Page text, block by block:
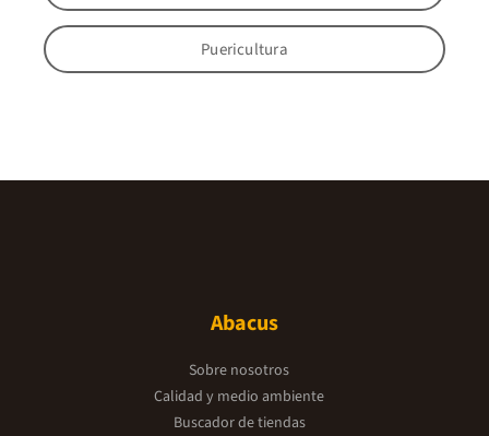
Puericultura
Abacus
Sobre nosotros
Calidad y medio ambiente
Buscador de tiendas